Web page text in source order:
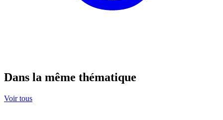
Dans la même thématique
Voir tous